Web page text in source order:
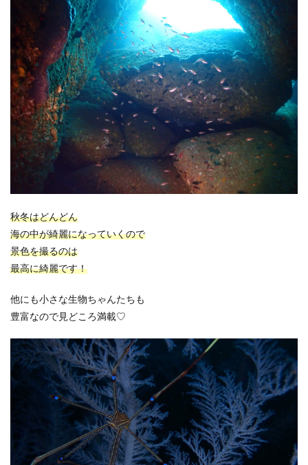
秋冬はどんどん
海の中が綺麗になっていくので
景色を撮るのは
最高に綺麗です！
他にも小さな生物ちゃんたちも
豊富なので見どころ満載♡